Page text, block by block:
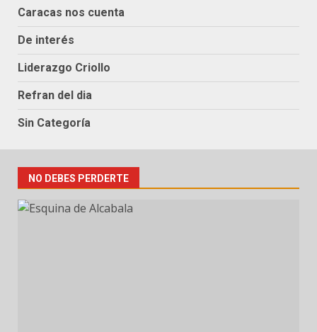
Caracas nos cuenta
De interés
Liderazgo Criollo
Refran del dia
Sin Categoría
NO DEBES PERDERTE